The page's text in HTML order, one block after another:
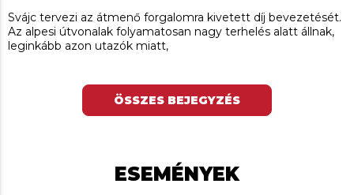
Svájc tervezi az átmenő forgalomra kivetett díj bevezetését.
Az alpesi útvonalak folyamatosan nagy terhelés alatt állnak,
leginkább azon utazók miatt,
ÖSSZES BEJEGYZÉS
ESEMÉNYEK